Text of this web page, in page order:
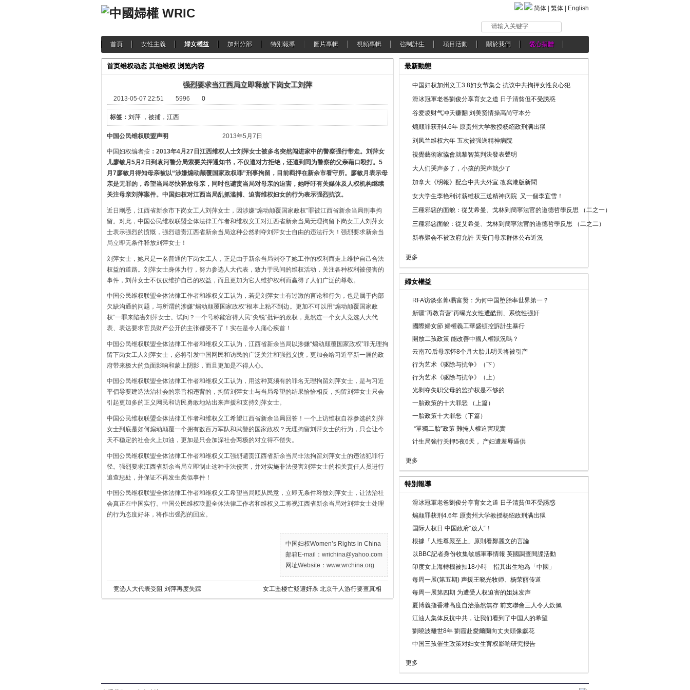
简体 繁体 English
请输入关键字
首頁 女性主義 婦女權益 加州分部 特別報導 圖片專輯 視頻專輯 強制計生 項目活動 關於我們 愛心捐贈
首页维权动态 其他维权 浏览内容
强烈要求当江西局立即释放下岗女工刘萍
2013-05-07 22:51 5996 0
标签： 刘萍 ，被捕，江西
中国公民维权联盟声明 2013年5月7日
中国妇权编者按 ：2013年4月27日江西维权人士刘萍女士被多名突然闯进家中的警察强行带走。刘萍女
儿廖敏月 5月2日 到袁河警分局索要关押通知书，不仅遭对方拒绝，还遭到同为警察的父亲藉口殴打。5
月7廖敏月得知母亲被以“涉嫌煽动颠覆国家政权罪”刑事拘留，目前羁押在新余市看守所。廖敏月表示母
亲是无罪的，希望当局尽快释放母亲，同时也谴责当局对母亲的迫害，她呼吁有关媒体及人权机构继续
关注母亲刘萍案件。中国妇权对江西当局乱抓滥捕、迫害维权妇女的行为表示强烈抗议。
近日刚悉，江西省新余市下岗女工人刘萍女士，因涉嫌“煽动颠覆国家政权”罪被江西省新余当局刑事拘
留。对此，中国公民维权联盟全体法律工作者和维权义工对江西省新余当局无理拘留下岗女工人刘萍女
士表示强烈的愤慨，强烈谴责江西省新余当局这种公然剥夺刘萍女士自由的违法行为！强烈要求新余当
局立即无条件释放刘萍女士！
刘萍女士，她只是一名普通的下岗女工人，正是由于新余当局剥夺了她工作的权利而走上维护自己合法
权益的道路。刘萍女士身体力行，努力参选人大代表，致力于民间的维权活动，关注各种权利被侵害的
事件，刘萍女士不仅仅维护自己的权益，而且更加为它人维护权利而赢得了人们广泛的尊敬。
中国公民维权联盟全体法律工作者和维权义工认为，若是刘萍女士有过激的言论和行为，也是属于内部
欠缺沟通的问题，与所谓的涉嫌“煽动颠覆国家政权”根本上粘不到边。更加不可以用“煽动颠覆国家政
权”一罪来陷害刘萍女士。试问？一个号称能容得人民“尖锐”批评的政权，竟然连一个女人竞选人大代
表、表达要求官员财产公开的主张都受不了！实在是令人痛心疾首！
中国公民维权联盟全体法律工作者和维权义工认为，江西省新余当局以涉嫌“煽动颠覆国家政权”罪无理拘
留下岗女工人刘萍女士，必将引发中国网民和访民的广泛关注和强烈义愤，更加会给习近平新一届的政
府带来极大的负面影响和蒙上阴影，而且更加是不得人心。
中国公民维权联盟全体法律工作者和维权义工认为，用这种莫须有的罪名无理拘留刘萍女士，是与习近
平倡导要建造法治社会的宗旨相违背的，拘留刘萍女士与当局希望的结果恰恰相反，拘留刘萍女士只会
引起更加多的正义网民和访民勇敢地站出来声援和支持刘萍女士。
中国公民维权联盟全体法律工作者和维权义工希望江西省新余当局回答！一个上访维权自荐参选的刘萍
女士到底是如何煽动颠覆一个拥有数百万军队和武警的国家政权？无理拘留刘萍女士的行为，只会让今
天不稳定的社会火上加油，更加是只会加深社会两极的对立得不偿失。
中国公民维权联盟全体法律工作者和维权义工强烈谴责江西省新余当局非法拘留刘萍女士的违法犯罪行
径。强烈要求江西省新余当局立即制止这种非法侵害，并对实施非法侵害刘萍女士的相关责任人员进行
追查惩处，并保证不再发生类似事件！
中国公民维权联盟全体法律工作者和维权义工希望当局顺从民意，立即无条件释放刘萍女士，让法治社
会真正在中国实行。中国公民维权联盟全体法律工作者和维权义工将视江西省新余当局对刘萍女士处理
的行为态度好坏，将作出强烈的回应。
中国妇权Women’s Rights in China
邮箱E-mail：wrichina@yahoo.com
网址Website：www.wrchina.org
竞选人大代表受阻 刘萍再度失踪 女工坠楼亡疑遭奸杀 北京千人游行要查真相
最新動態
中国妇权加州义工3.8妇女节集会 抗议中共拘押女性良心犯
滑冰冠軍老爸劉俊分享育女之道 日子清貧但不受誘惑
谷爱凌财气冲天赚翻 刘美贤情操高尚守本分
煽颠罪获刑4.6年 原贵州大学教授杨绍政刑满出狱
刘凤兰维权六年 五次被强送精神病院
視覺藝術家協會就黎智英判決發表聲明
大人们哭声多了，小孩的哭声就少了
加拿大《明報》配合中共大外宣 改寫港版新聞
女大学生李艳利讨薪维权三送精神病院 又一個李宜雪！
三種邪惡的面貌：從艾希曼、戈林到簡寧法官的道德哲學反思 （二之一）
三種邪惡面貌：從艾希曼、戈林到簡寧法官的道德哲學反思 （二之二）
新春聚会不被政府允許 天安门母亲群体公布近況
更多
婦女權益
RFA访谈张菁/易富贤：为何中国堕胎率世界第一？
新疆“再教育营”再曝光女性遭酷刑、系统性强奸
國際婦女節 婦權義工華盛頓控訴計生暴行
開放二孩政策 能改善中國人權狀況嗎？
云南70后母亲怀8个月大胎儿明天将被引产
行为艺术《驱除与抗争》（下）
行为艺术《驱除与抗争》（上）
光剥夺失职父母的监护权是不够的
一胎政策的十大罪恶 （上篇）
一胎政策十大罪恶（下篇）
“單獨二胎”政策 難掩人權迫害現實
计生局強行关押5夜6天， 产妇遭羞辱逼供
更多
特別報導
滑冰冠軍老爸劉俊分享育女之道 日子清貧但不受誘惑
煽颠罪获刑4.6年 原贵州大学教授杨绍政刑满出狱
国际人权日 中国政府“放人“！
根據「人性尊嚴至上」原則看鄭麗文的言論
以BBC記者身份收集敏感軍事情報 英國調查間諜活動
印度女上海轉機被扣18小時 指其出生地為「中國」
每周一展(第五期) 声援王晓光牧师、杨荣丽传道
每周一展第四期 为遭受人权迫害的姐妹发声
夏博義指香港高度自治蕩然無存 前支聯會三人令人欽佩
江油人集体反抗中共，让我们看到了中国人的希望
劉曉波離世8年 劉霞赴愛爾蘭向丈夫頭像獻花
中国三孩催生政策对妇女生育权影响研究报告
更多